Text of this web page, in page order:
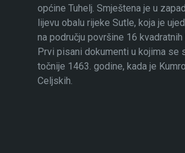
općine Tuhelj. Smještena je u
lijevu obalu rijeke Sutle, koja je
na području površine 16
Prvi pisani dokumenti u kojima se
točnije 1463. godine, kada je
Celjskih.